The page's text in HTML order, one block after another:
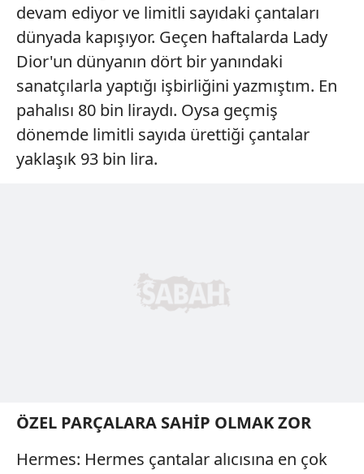
devam ediyor ve limitli sayıdaki çantaları
dünyada kapışıyor. Geçen haftalarda Lady
Dior'un dünyanın dört bir yanındaki
sanatçılarla yaptığı işbirliğini yazmıştım. En
pahalısı 80 bin liraydı. Oysa geçmiş
dönemde limitli sayıda ürettiği çantalar
yaklaşık 93 bin lira.
ÖZEL PARÇALARA SAHİP OLMAK ZOR
Hermes: Hermes çantalar alıcısına en çok